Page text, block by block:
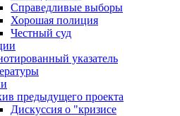
Справедливые выборы
Хорошая полиция
Честный суд
указатель
предыдущего проекта
Дискуссия о "кризисе